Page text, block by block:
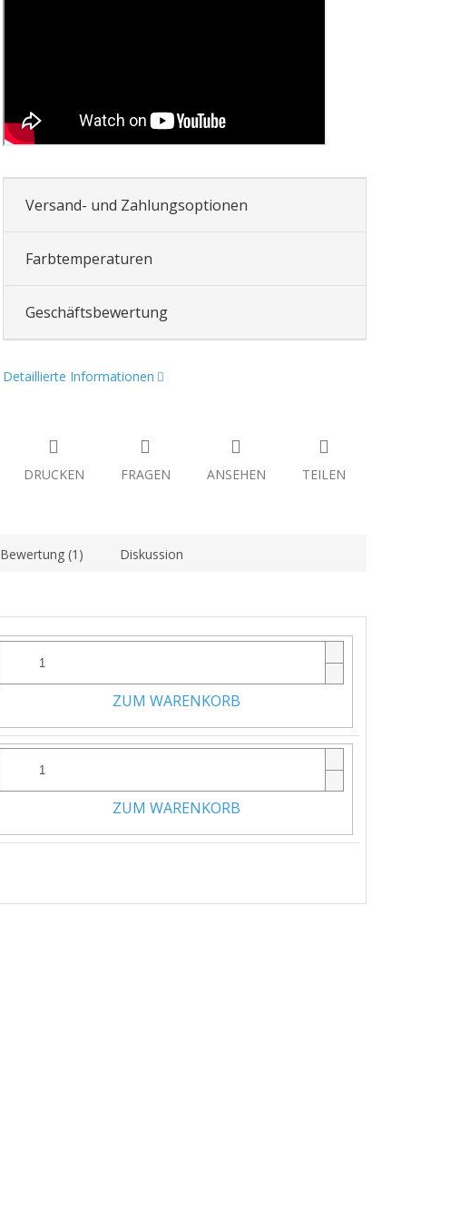
Versand- und Zahlungsoptionen
Farbtemperaturen
Geschäftsbewertung
Detaillierte Informationen
DRUCKEN FRAGEN ANSEHEN TEILEN
Bewertung (1) Diskussion
ZUM WARENKORB
ZUM WARENKORB